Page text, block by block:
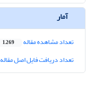
آمار
تعداد مشاهده مقاله 1,269
تعداد دریافت فایل اصل مقاله